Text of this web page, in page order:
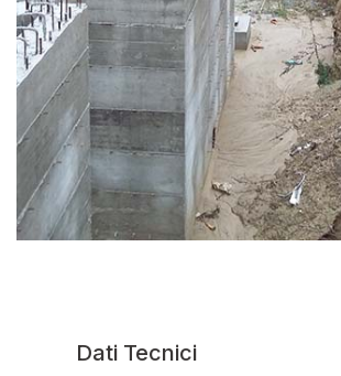
Dati Tecnici